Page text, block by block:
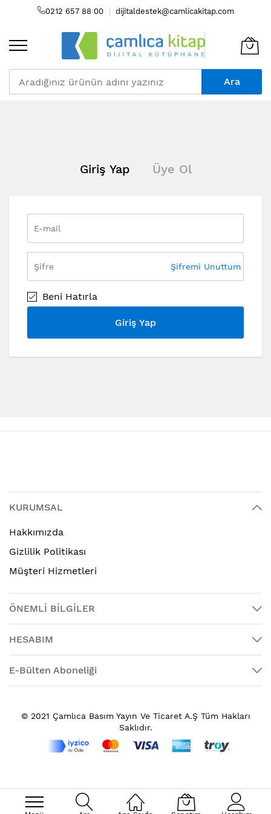
0212 657 88 00 dijitaldestek@camlicakitap.com
Ara
Giriş Yap Üye Ol
Şifremi Unuttum
Beni Hatırla
Giriş Yap
KURUMSAL
Hakkımızda
Gizlilik Politikası
Müşteri Hizmetleri
ÖNEMLİ BİLGİLER
HESABIM
E-Bülten Aboneliği
© 2021 Çamlıca Basım Yayın Ve Ticaret A.Ş Tüm Hakları
Saklıdır.